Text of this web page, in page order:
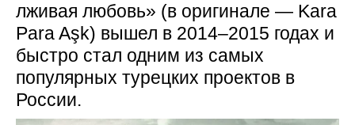
лживая любовь» (в оригинале — Kara
Para Aşk) вышел в 2014–2015 годах и
быстро стал одним из самых
популярных турецких проектов в
России.